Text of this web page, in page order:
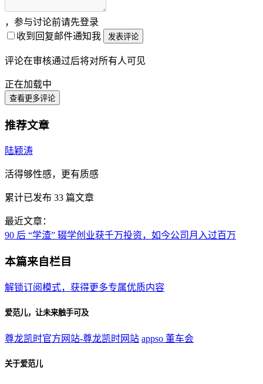
，参与讨论前请先登录
收到回复邮件通知我
发表评论
评论在审核通过后将对所有人可见
正在加载中
查看更多评论
推荐文章
陆颖涛
活得够性感，更有质感
累计已发布 33 篇文章
最近文章：
90 后 “学渣” 辍学创业获千万投资，如今公司月入过百万
本篇来自栏目
解锁订阅模式，获得更多专属优质内容
爱范儿，让未来触手可及
尊龙凯时官方网站-尊龙凯时网站 appso 董车会
关于爱范儿